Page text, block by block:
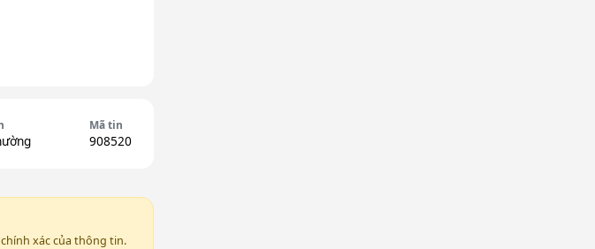
Mã tin
908520
xác của thông tin.